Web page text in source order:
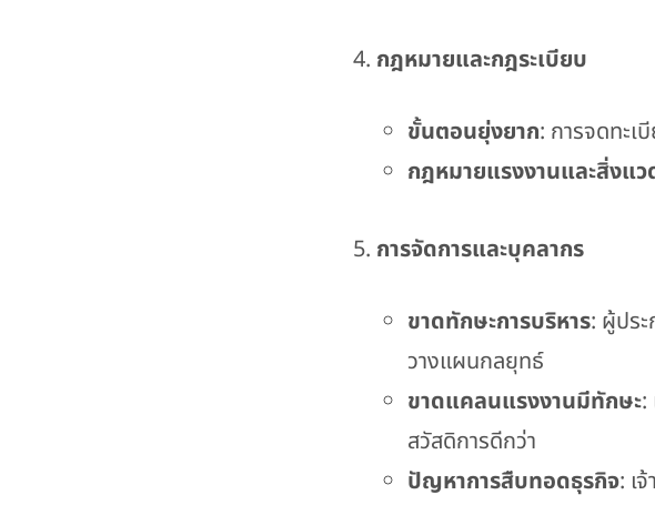
กฎหมายและกฎระเบียบ
ขั้นตอนยุ่งยาก: การจดทะ
กฎหมายแรงงานและสิ่งแ
การจัดการและบุคลากร
ขาดทักษะการบริหาร: ผู้ปร
วางแผนกลยุทธ์
ขาดแคลนแรงงานมีทักษะ:
สวัสดิการดีกว่า
ปัญหาการสืบทอดธุรกิจ: เ